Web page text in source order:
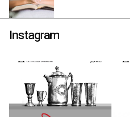
Instagram